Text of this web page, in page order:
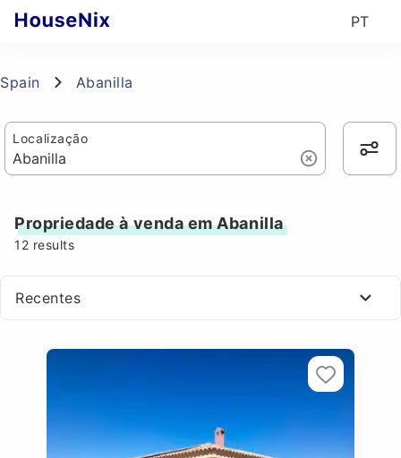
PT
Spain Abanilla
Localização
Propriedade à venda em Abanilla
12 results
Recentes